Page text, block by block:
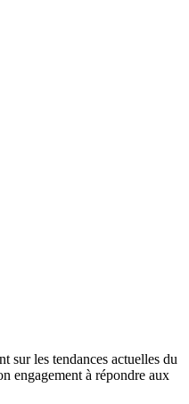
sur les tendances actuelles du
engagement à répondre aux